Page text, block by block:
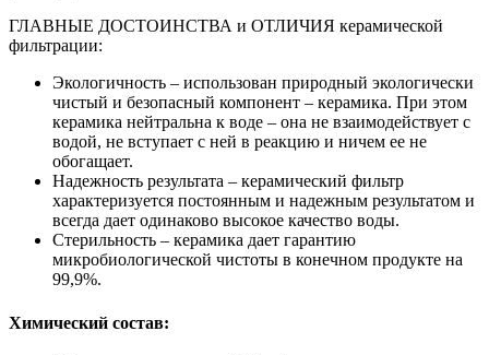
ГЛАВНЫЕ ДОСТОИНСТВА и ОТЛИЧИЯ керамической
фильтрации:
Экологичность – использован природный экологически
чистый и безопасный компонент – керамика. При этом
керамика нейтральна к воде – она не взаимодействует с
водой, не вступает с ней в реакцию и ничем ее не
обогащает.
Надежность результата – керамический фильтр
характеризуется постоянным и надежным результатом и
всегда дает одинаково высокое качество воды.
Стерильность – керамика дает гарантию
микробиологической чистоты в конечном продукте на
99,9%.
Химический состав: